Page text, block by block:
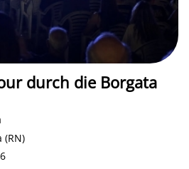
durch die Borgata